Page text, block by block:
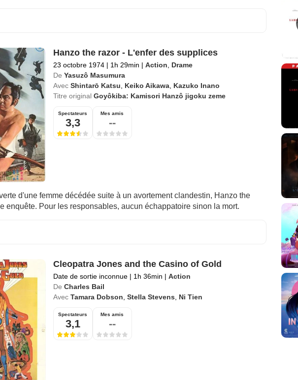
Hanzo the razor - L'enfer des supplices
23 octobre 1974 | 1h 29min | Action, Drame
De Yasuzô Masumura
Avec Shintarō Katsu, Keiko Aikawa, Kazuko Inano
Titre original Goyôkiba: Kamisori Hanzô jigoku zeme
Spectateurs
3,3
Mes amis
--
d'une femme décédée suite à un avortement clandestin, Hanzo the
enquête. Pour les responsables, aucun échappatoire sinon la mort.
Cleopatra Jones and the Casino of Gold
Date de sortie inconnue | 1h 36min | Action
De Charles Bail
Avec Tamara Dobson Stella Stevens Ni Tien
Spectateurs
3,1
Mes amis
--